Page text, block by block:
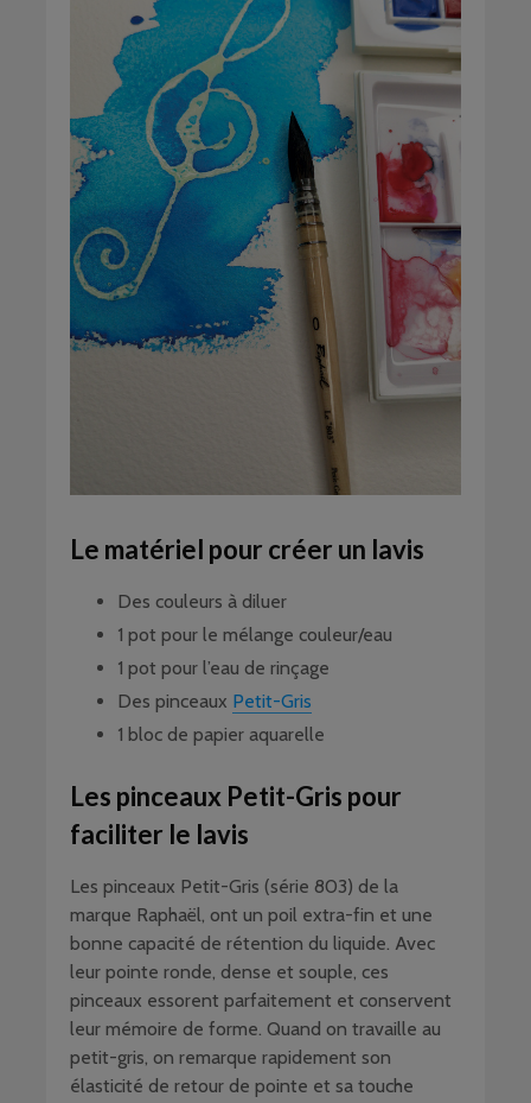
Le matériel pour créer un lavis
Des couleurs à diluer
1 pot pour le mélange couleur/eau
1 pot pour l’eau de rinçage
Des pinceaux Petit-Gris
1 bloc de papier aquarelle
Les pinceaux Petit-Gris pour
faciliter le lavis
Les pinceaux Petit-Gris (série 803) de la
marque Raphaël, ont un poil extra-fin et une
bonne capacité de rétention du liquide. Avec
leur pointe ronde, dense et souple, ces
pinceaux essorent parfaitement et conservent
leur mémoire de forme. Quand on travaille au
petit-gris, on remarque rapidement son
élasticité de retour de pointe et sa touche